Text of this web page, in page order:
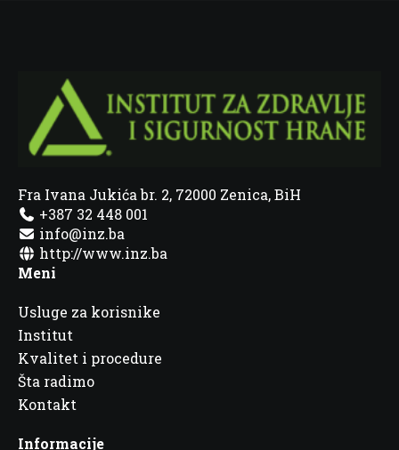
Fra Ivana Jukića br. 2, 72000 Zenica, BiH
+387 32 448 001
info@inz.ba
http://www.inz.ba
Meni
Usluge za korisnike
Institut
Kvalitet i procedure
Šta radimo
Kontakt
Informacije